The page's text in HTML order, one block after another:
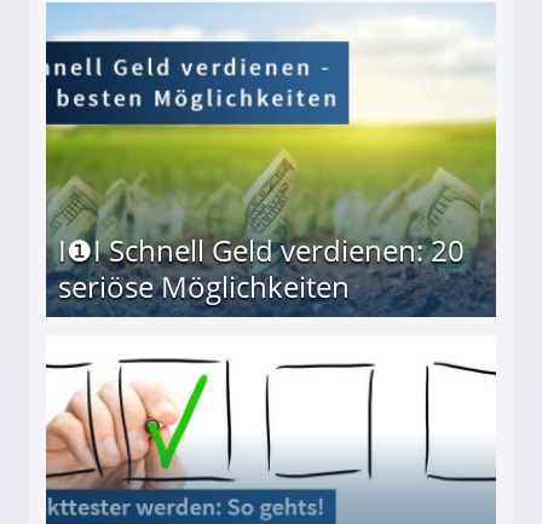
I❶I Schnell Geld verdienen: 20
seriöse Möglichkeiten